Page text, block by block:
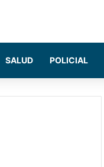
SALUD POLICIAL